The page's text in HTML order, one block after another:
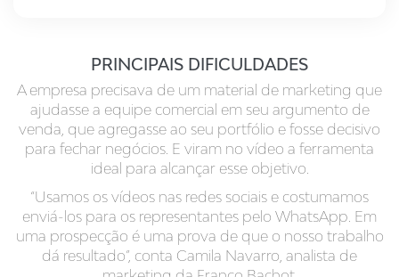
PRINCIPAIS DIFICULDADES
A empresa precisava de um material de marketing que
ajudasse a equipe comercial em seu argumento de
venda, que agregasse ao seu portfólio e fosse decisivo
para fechar negócios. E viram no vídeo a ferramenta
ideal para alcançar esse objetivo.
“Usamos os vídeos nas redes sociais e costumamos
enviá-los para os representantes pelo WhatsApp. Em
uma prospecção é uma prova de que o nosso trabalho
dá resultado”, conta Camila Navarro, analista de